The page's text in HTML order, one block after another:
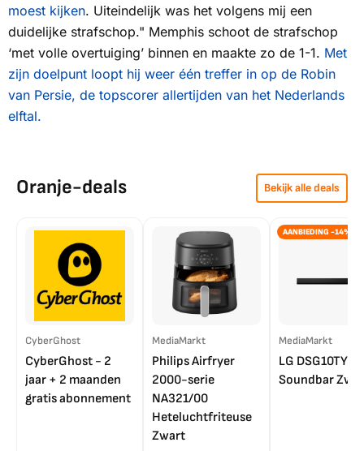
moest kijken. Uiteindelijk was het volgens mij een
duidelijke strafschop." Memphis schoot de strafschop
‘met volle overtuiging’ binnen en maakte zo de 1-1. Met
zijn doelpunt loopt hij weer één treffer in op de Robin
van Persie, de topscorer allertijden van het Nederlands
elftal.
Oranje-deals Bekijk alle deals
CyberGhost
CyberGhost - 2
jaar + 2 maanden
gratis abonnement
MediaMarkt
Philips Airfryer
2000-serie
NA321/00
Heteluchtfriteuse
Zwart
AANBIEDING -14%
MediaMarkt
LG DSG10TY
Soundbar